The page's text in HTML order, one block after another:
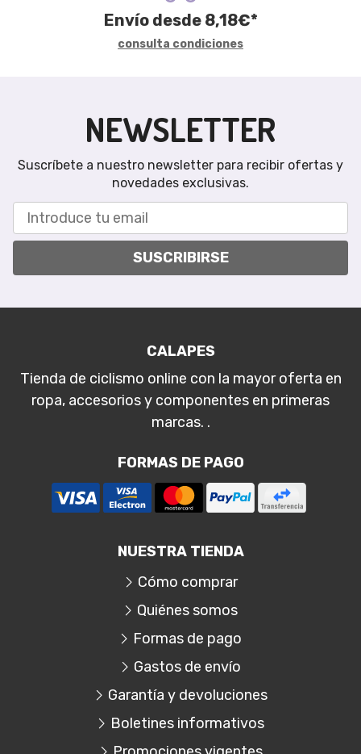
Envío desde 8,18€*
consulta condiciones
NEWSLETTER
Suscríbete a nuestro newsletter para recibir ofertas y
novedades exclusivas.
SUSCRIBIRSE
CALAPES
Tienda de ciclismo online con la mayor oferta en
ropa, accesorios y componentes en primeras
marcas. .
FORMAS DE PAGO
NUESTRA TIENDA
Cómo comprar
Quiénes somos
Formas de pago
Gastos de envío
Garantía y devoluciones
Boletines informativos